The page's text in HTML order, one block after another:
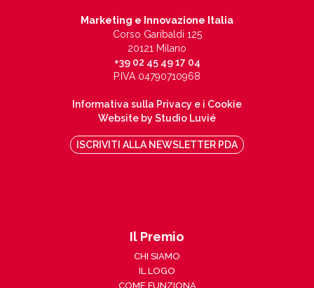
Marketing e Innovazione Italia
Corso Garibaldi 125
20121 Milano
+39 02 45 49 17 04
P.IVA 04790710968
Informativa sulla Privacy e i Cookie
Website by Studio Luvié
ISCRIVITI ALLA NEWSLETTER PDA
Il Premio
CHI SIAMO
IL LOGO
COME FUNZIONA